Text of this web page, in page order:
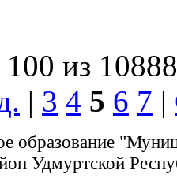
из 10888
| 3 4 5 6 7 |
образование
Удмуртской